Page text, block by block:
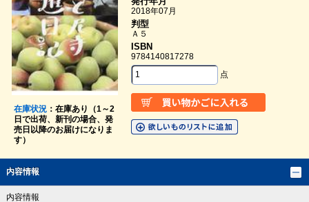
在庫状況：在庫あり（1～2
日で出荷、新刊の場合、発
売日以降のお届けになりま
す）
2018年07月
判型
Ａ５
ISBN
9784140817278
点
内容情報
内容情報